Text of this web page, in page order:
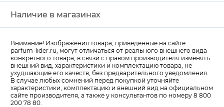
Наличие в магазинах
Внимание! Изображения товара, приведенные на сайте
parfum-lider.ru, могут отличаться от реального внешнего вида
конкретного товара, в связи с правом производителя изменять
внешний вид, характеристики и комплектацию товара, не
ухудшающие его качеств, без предварительного уведомления.
В случае любых сомнений перед покупкой уточняйте
характеристики, комплектацию и внешний вид на официальном
сайте производителя, а также у консультантов по номеру 8 800
200 78 80.